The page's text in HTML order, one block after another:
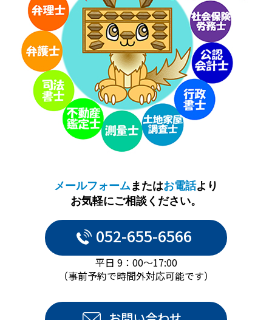
メールフォームまたはお電話より
お気軽にご相談ください。
052-655-6566
平日 9：00～17:00
（事前予約で時間外対応可能です）